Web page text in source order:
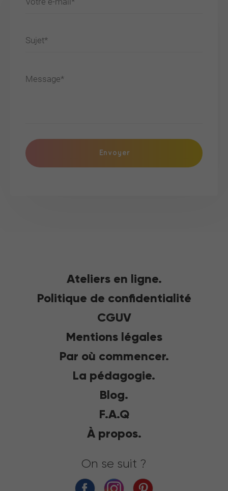
Ateliers en ligne.
Politique de confidentialité
CGUV
Mentions légales
Par où commencer.
La pédagogie.
Blog.
F.A.Q
À propos.
On se suit ?